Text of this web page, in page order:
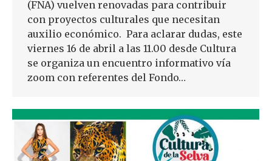
(FNA) vuelven renovadas para contribuir
con proyectos culturales que necesitan
auxilio económico. Para aclarar dudas, este
viernes 16 de abril a las 11.00 desde Cultura
se organiza un encuentro informativo vía
zoom con referentes del Fondo…